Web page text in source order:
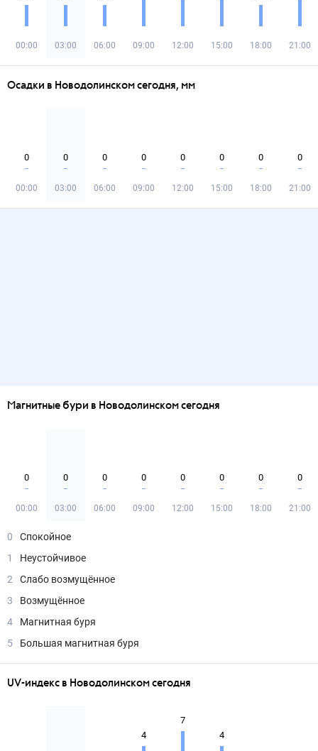
00:00 03:00 06:00 09:00 12:00 15:00 18:00 21:00
Осадки в Новодолинском сегодня, мм
0
00:00
0
03:00
0
06:00
0
09:00
0
12:00
0
15:00
0
18:00
0
21:00
Магнитные бури в Новодолинском сегодня
0
00:00
0
03:00
0
06:00
0
09:00
0
12:00
0
15:00
0
18:00
0
21:00
0
Спокойное
1
Неустойчивое
2
Слабо возмущённое
3
Возмущённое
4
Магнитная буря
5
Большая магнитная буря
UV-индекс в Новодолинском сегодня
4
7
4